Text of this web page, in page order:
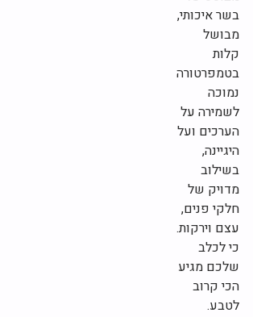
בשר איכותי,
מבושל
קלות
בטמפרטורה
נמוכה
לשמירה על
הערכים ועל
היגיינה,
בשילוב
מדויק של
חלקי פנים,
עצם וירקות.
כי לכלב
שלכם מגיע
הכי קרוב
לטבע.